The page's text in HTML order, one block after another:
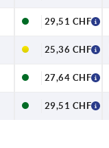
29,51 CHF
25,36 CHF
27,64 CHF
29,51 CHF